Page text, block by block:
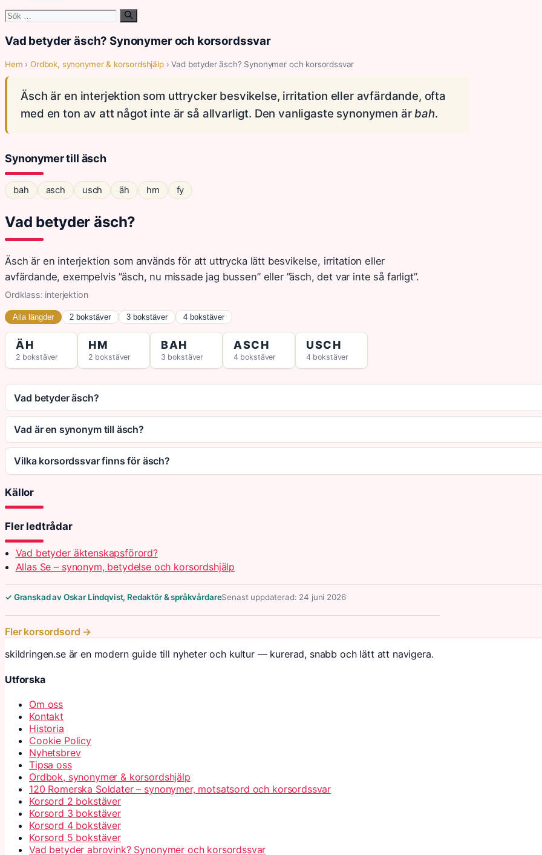
Sök
Vad betyder äsch? Synonymer och korsordssvar
Hem ›Ordbok, synonymer & korsordshjälp› Vad betyder äsch? Synonymer och korsordssvar
Äsch är en interjektion som uttrycker besvikelse, irritation eller avfärdande, ofta
med en ton av att något inte är så allvarligt. Den vanligaste synonymen ärbah.
Synonymer till äsch
bah asch usch äh hm fy
Vad betyder äsch?
Äsch är en interjektion som används för att uttrycka lätt besvikelse, irritation eller
avfärdande, exempelvis ”äsch, nu missade jag bussen” eller ”äsch, det var inte så farligt”.
Ordklass: interjektion
Alla längder 2 bokstäver 3 bokstäver 4 bokstäver
ÄH
2 bokstäver
HM
2 bokstäver
BAH
3 bokstäver
ASCH
4 bokstäver
USCH
4 bokstäver
Vad betyder äsch?
Vad är en synonym till äsch?
Vilka korsordssvar finns för äsch?
Källor
Fler ledtrådar
Vad betyder äktenskapsförord?
Allas Se – synonym, betydelse och korsordshjälp
✓ Granskad av Oskar Lindqvist, Redaktör & språkvårdareSenast uppdaterad: 24 juni 2026
Fler korsordsord →
skildringen.se är en modern guide till nyheter och kultur — kurerad, snabb och lätt att navigera.
Utforska
Om oss
Kontakt
Historia
Cookie Policy
Nyhetsbrev
Tipsa oss
Ordbok, synonymer & korsordshjälp
120 Romerska Soldater – synonymer, motsatsord och korsordssvar
Korsord 2 bokstäver
Korsord 3 bokstäver
Korsord 4 bokstäver
Korsord 5 bokstäver
Vad betyder abrovink? Synonymer och korsordssvar